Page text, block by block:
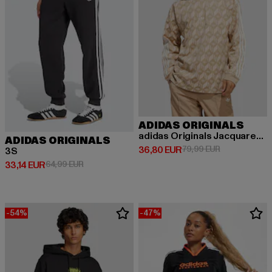
ADIDAS ORIGINALS
3S
33,14 EUR
Prix courant: 33,14 EUR
64,99 EURPrix en promotion: 64,99 EUR
ADIDAS ORIGINALS
adidas Originals Jacquared Rugby Pullover
36,80 EUR
Prix courant: 36,80 EUR
79,99 EURPrix en
-54% -47%